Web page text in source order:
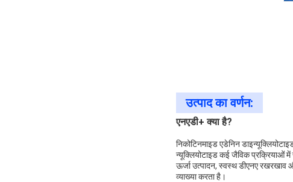
उत्पाद का वर्णन:
एनएडी+ क्या है?
निकोटिनमाइड एडेनिन
न्यूक्लियोटाइड कई जैविक प्रक्रियाओं
ऊर्जा उत्पादन, स्वस्थ डीएनए रखरखाव
व्याख्या करता है।